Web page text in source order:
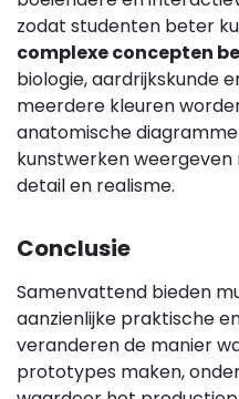
zodat studenten beter
complexe concepten
biologie, aardrijkskunde
meerdere kleuren
anatomische
kunstwerken
detail en realisme.
Conclusie
Samenvattend bieden
aanzienlijke praktische
veranderen de manier
prototypes maken,